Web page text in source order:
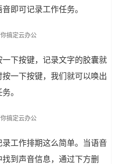
即可记录工作任务。
下按键，记录文字的胶囊就
一下按键，我们就可以唤出
。
工作排期这么简单。当语音
到声音信息，通过下方删